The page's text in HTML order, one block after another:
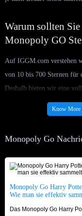
Warum sollten
Monopoly GO
Auf IGGM.com verstehen
von 10 bis 700 Sternen für
Deshalb bieten wir eine
Safes zum Verkauf an,
Ihren Präferenzen
Sterne-Safes an, sondern
alle Spieler erschwinglich
Sterne-Safes haben, ohne
wir uns, unsere Preise
beeinträchtigen.
Wenn Sie Monopoly GO
Know More
Monopoly Go
Monopoly Go Harry
Wie man sie effektiv
Das Monopoly Go Harry